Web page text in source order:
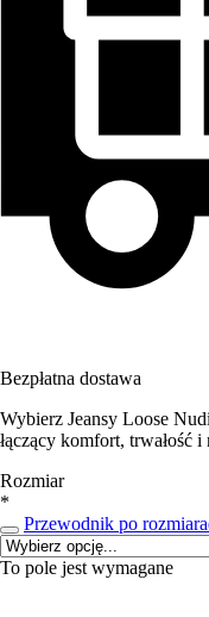
Bezpłatna dostawa
Wybierz Jeansy Loose
łączący komfort, trwałość
Rozmiar
*
Przewodnik po
To pole jest wymagane